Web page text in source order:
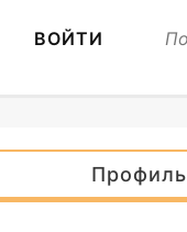
ВОЙТИ
Профиль